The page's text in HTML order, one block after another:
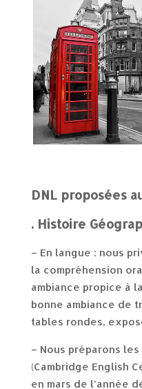
DNL proposées
. Histoire
– En langue : nous
la compréhension
ambiance propice à
bonne ambiance de
tables rondes,
– Nous préparons
(Cambridge English
en mars de l’année